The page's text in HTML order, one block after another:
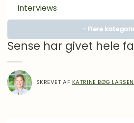
Interviews
Lægens hjørne
Motivation
Om Mad
Inspiration
Flere
Sense har givet hele
SKREVET AF KATRINE BØG LARSEN